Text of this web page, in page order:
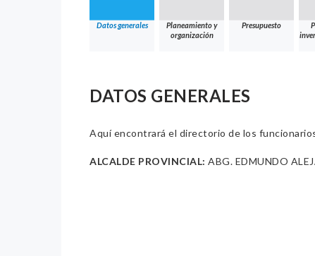
Datos generales
Planeamiento y
organización
Presupuesto
DATOS GENERALES
Aquí encontrará el directorio de los
ALCALDE PROVINCIAL: ABG. EDMUNDO